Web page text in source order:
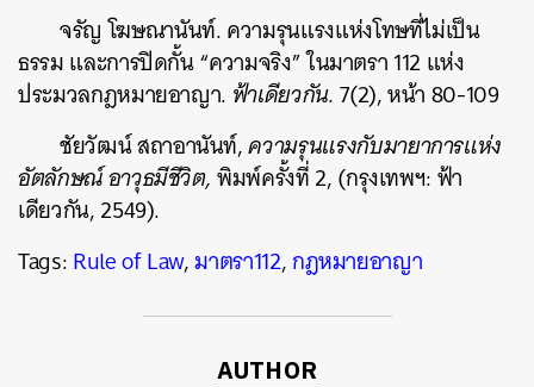
จรัญ โฆษณานันท์. ความรุนแรงแห่งโทษที่ไม่เป็น
ธรรม และการปิดกั้น “ความจริง” ในมาตรา 112 แห่ง
ประมวลกฎหมายอาญา. ฟ้าเดียวกัน.7(2), หน้า 80-109
ชัยวัฒน์ สถาอานันท์,ความรุนแรงกับมายาการแห่ง
อัตลักษณ์ อาวุธมีชีวิต,พิมพ์ครั้งที่ 2, (กรุงเทพฯ: ฟ้า
เดียวกัน, 2549).
Tags:Rule of Law,มาตรา112,กฎหมายอาญา
AUTHOR